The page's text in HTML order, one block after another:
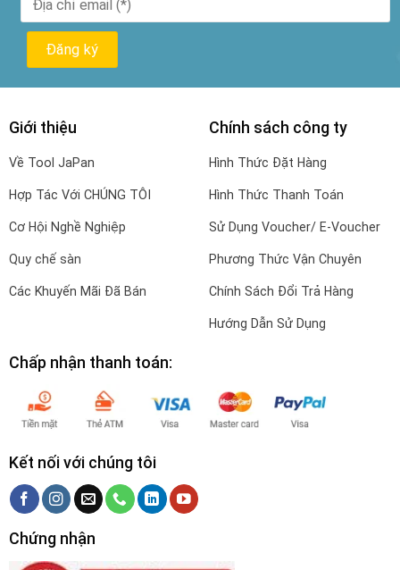
Giới thiệu
Về Tool JaPan
Hợp Tác Với CHÚNG TÔI
Cơ Hội Nghề Nghiệp
Quy chế sàn
Các Khuyến Mãi Đã Bán
Chính sách công ty
Hình Thức Đặt Hàng
Hình Thức Thanh Toán
Sử Dụng Voucher/ E-Voucher
Phương Thức Vận Chuyên
Chính Sách Đổi Trả Hàng
Hướng Dẫn Sử Dụng
Chấp nhận thanh toán:
Kết nối với chúng tôi
Chứng nhận